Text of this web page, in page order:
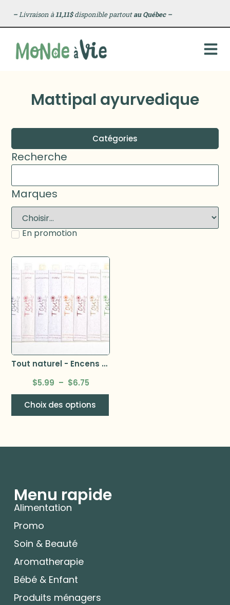
–Livraison à11,11$disponible partoutau Québec –
Mattipal ayurvedique
Catégories
Recherche
Marques
En promotion
Tout naturel - Encens 12 bâtonnets
$5.99 – $6.75
Choix des options
Menu rapide
Alimentation
Promo
Soin & Beauté
Aromatherapie
Bébé & Enfant
Produits ménagers